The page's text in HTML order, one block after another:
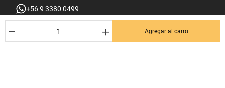
＋
－ Agregar al carro
SUSCRÍBETE AL NEWSLETTER
¡Entérate de los mejores Dctos% para tu próxima compra! Y se el